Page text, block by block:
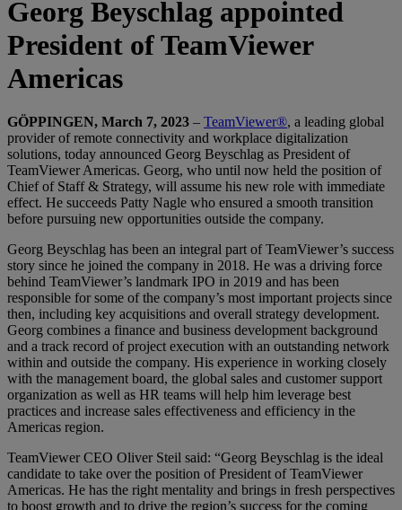
Georg Beyschlag appointed
President of TeamViewer
Americas
GÖPPINGEN, March 7, 2023 – TeamViewer®, a leading global
provider of remote connectivity and workplace digitalization
solutions, today announced Georg Beyschlag as President of
TeamViewer Americas. Georg, who until now held the position of
Chief of Staff & Strategy, will assume his new role with immediate
effect. He succeeds Patty Nagle who ensured a smooth transition
before pursuing new opportunities outside the company.
Georg Beyschlag has been an integral part of TeamViewer’s success
story since he joined the company in 2018. He was a driving force
behind TeamViewer’s landmark IPO in 2019 and has been
responsible for some of the company’s most important projects since
then, including key acquisitions and overall strategy development.
Georg combines a finance and business development background
and a track record of project execution with an outstanding network
within and outside the company. His experience in working closely
with the management board, the global sales and customer support
organization as well as HR teams will help him leverage best
practices and increase sales effectiveness and efficiency in the
Americas region.
TeamViewer CEO Oliver Steil said: “Georg Beyschlag is the ideal
candidate to take over the position of President of TeamViewer
Americas. He has the right mentality and brings in fresh perspectives
to boost growth and to drive the region’s success for the coming